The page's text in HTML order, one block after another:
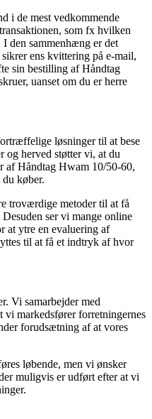
i de mest vedkommende
som fx hvilken
den sammenhæng er det
ens kvittering på e-mail,
sin bestilling af Håndtag
uanset om du er herre
løsninger til at bese
og herved støtter vi, at du
af Håndtag Hwam 10/50-60,
køber.
troværdige metoder til at få
ser vi mange online
at ytre en evaluering af
til at få et indtryk af hvor
Vi samarbejder med
markedsfører forretningernes
forudsætning af at vores
løbende, men vi ønsker
muligvis er udført efter at vi